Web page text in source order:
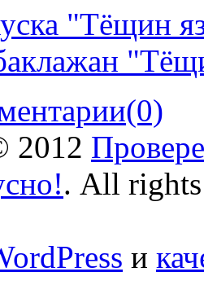
"Тёщин
(0)
2012
. All rights
и